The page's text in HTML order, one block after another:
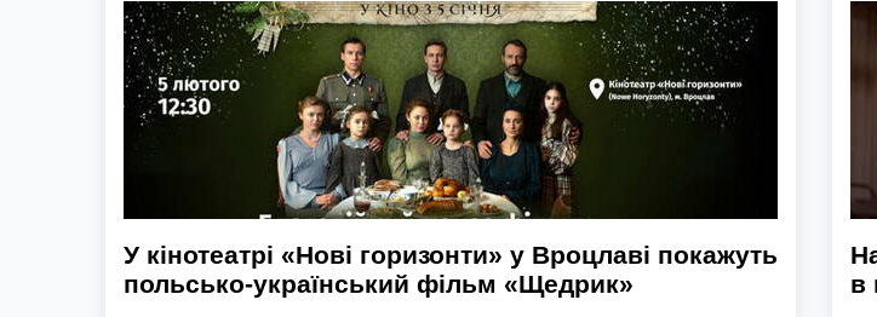
У кінотеатрі «Нові горизонти» у Вроцлаві покажуть
польсько-український фільм «Щедрик»
в